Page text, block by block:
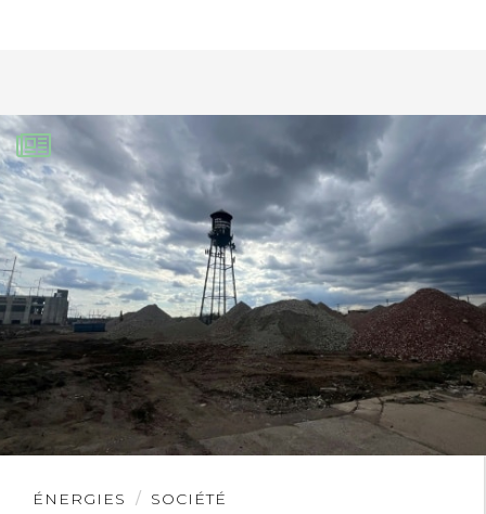
ÉNERGIES SOCIÉTÉ
Lire